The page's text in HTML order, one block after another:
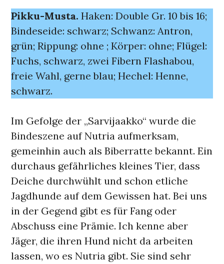
Pikku-Musta. Haken: Double Gr. 10 bis 16;
Bindeseide: schwarz; Schwanz: Antron,
grün; Rippung: ohne ; Körper: ohne; Flügel:
Fuchs, schwarz, zwei Fibern Flashabou,
freie Wahl, gerne blau; Hechel: Henne,
schwarz.
Im Gefolge der „Sarvijaakko“ wurde die
Bindeszene auf Nutria aufmerksam,
gemeinhin auch als Biberratte bekannt. Ein
durchaus gefährliches kleines Tier, dass
Deiche durchwühlt und schon etliche
Jagdhunde auf dem Gewissen hat. Bei uns
in der Gegend gibt es für Fang oder
Abschuss eine Prämie. Ich kenne aber
Jäger, die ihren Hund nicht da arbeiten
lassen, wo es Nutria gibt. Sie sind sehr